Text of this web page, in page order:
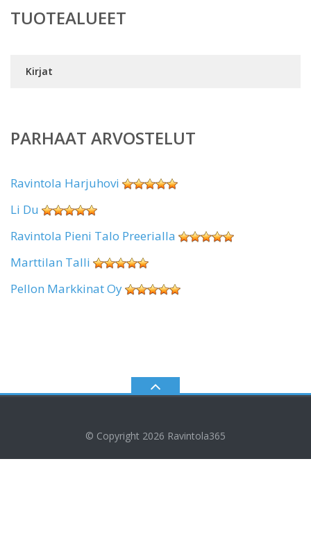
TUOTEALUEET
Kirjat
PARHAAT ARVOSTELUT
Ravintola Harjuhovi
Li Du
Ravintola Pieni Talo Preerialla
Marttilan Talli
Pellon Markkinat Oy
© Copyright 2026 Ravintola365